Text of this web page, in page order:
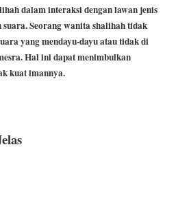
dalam interaksi dengan lawan jenis
Seorang wanita shalihah tidak
yang mendayu-dayu atau tidak di
Hal ini dapat menimbulkan
kuat imannya.